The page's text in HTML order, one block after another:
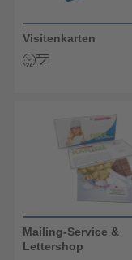
Visitenkarten
Mailing-Service &
Lettershop